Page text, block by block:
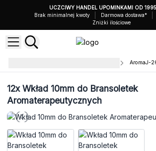
UCZCIWY HANDEL UPOMINKAMI OD
Brak minimalnej kwoty
Darmowa dostawa*
Zniżki ilościowe
AromaJ-
12xWkład 10mm do Bransoletek
Aromaterapeutycznych